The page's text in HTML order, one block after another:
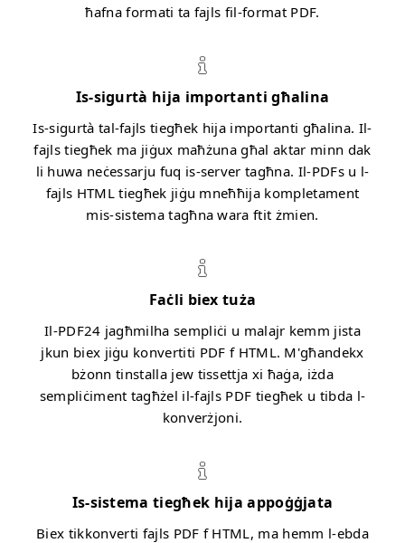
ħafna formati ta fajls fil-format PDF.
Is-sigurtà hija importanti għalina
Is-sigurtà tal-fajls tiegħek hija importanti għalina. Il-
fajls tiegħek ma jiġux maħżuna għal aktar minn dak
li huwa neċessarju fuq is-server tagħna. Il-PDFs u l-
fajls HTML tiegħek jiġu mneħħija kompletament
mis-sistema tagħna wara ftit żmien.
Faċli biex tuża
Il-PDF24 jagħmilha sempliċi u malajr kemm jista
jkun biex jiġu konvertiti PDF f HTML. M'għandekx
bżonn tinstalla jew tissettja xi ħaġa, iżda
sempliċiment tagħżel il-fajls PDF tiegħek u tibda l-
konverżjoni.
Is-sistema tiegħek hija appoġġjata
Biex tikkonverti fajls PDF f HTML, ma hemm l-ebda